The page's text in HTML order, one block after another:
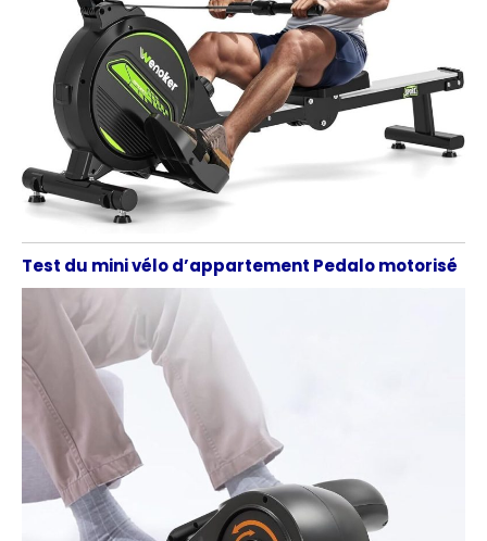
Test du mini vélo d’appartement Pedalo motorisé